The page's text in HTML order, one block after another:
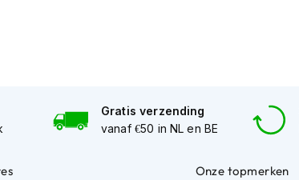
Gratis verzending
vanaf €50 in NL en BE
Onze topmerken